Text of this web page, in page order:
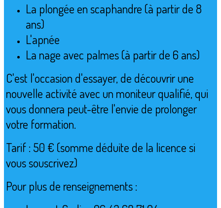
La plongée en scaphandre (à partir de 8
ans)
L'apnée
La nage avec palmes (à partir de 6 ans)
C'est l'occasion d'essayer, de découvrir une
nouvelle activité avec un moniteur qualifié, qui
vous donnera peut-être l'envie de prolonger
votre formation.
Tarif : 50 € (somme déduite de la licence si
vous souscrivez)
Pour plus de renseignements :